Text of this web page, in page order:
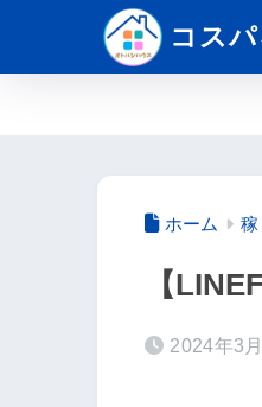
コス
ホーム 稼
【
2024年3